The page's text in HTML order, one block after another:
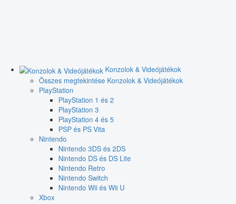
Konzolok & Videójátékok
Összes megtekintése Konzolok & Videójátékok
PlayStation
PlayStation 1 és 2
PlayStation 3
PlayStation 4 és 5
PSP és PS Vita
Nintendo
Nintendo 3DS és 2DS
Nintendo DS és DS Lite
Nintendo Retro
Nintendo Switch
Nintendo Wii és Wii U
Xbox